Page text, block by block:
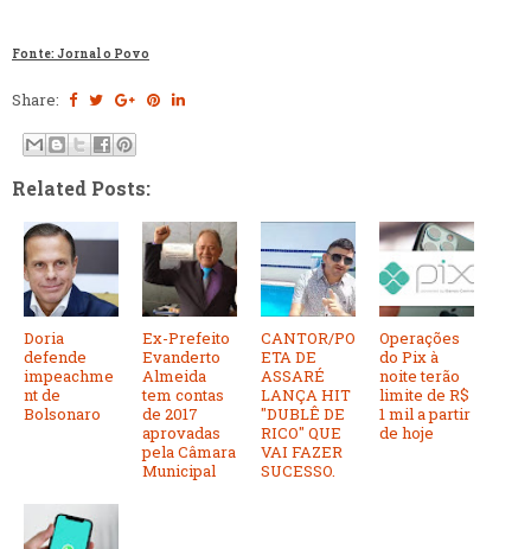
Fonte: Jornal o Povo
Share:
Related Posts:
Doria
defende
impeachme
nt de
Bolsonaro
Ex-Prefeito
Evanderto
Almeida
tem contas
de 2017
aprovadas
pela Câmara
Municipal
CANTOR/PO
ETA DE
ASSARÉ
LANÇA HIT
"DUBLÊ DE
RICO" QUE
VAI FAZER
SUCESSO.
Operações
do Pix à
noite terão
limite de R$
1 mil a partir
de hoje